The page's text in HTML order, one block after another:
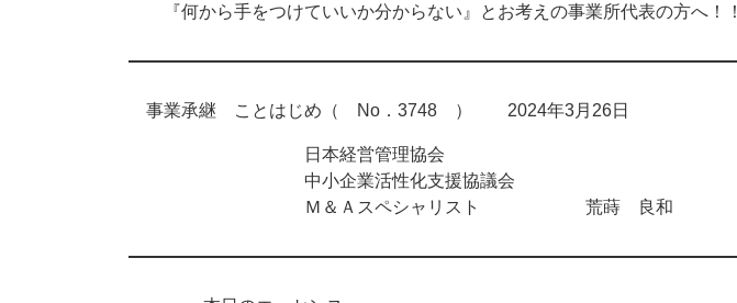
『何から手をつけていいか分からない』とお考えの事業所代表の方へ！！
事業承継 ことはじめ（ No．3748 ） 2024年3月26日
日本経営管理協会
中小企業活性化支援協議会
Ｍ＆Ａスペシャリスト 荒蒔 良和